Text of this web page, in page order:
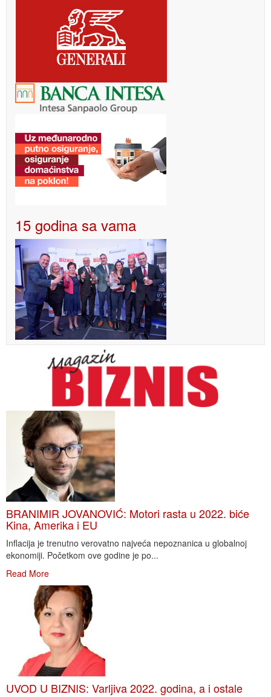
15 godina sa vama
BRANIMIR JOVANOVIĆ: Motori rasta u 2022. biće
Kina, Amerika i EU
Inflacija je trenutno verovatno najveća nepoznanica u globalnoj
ekonomiji. Početkom ove godine je po...
Read More
UVOD U BIZNIS: Varljiva 2022. godina, a i ostale